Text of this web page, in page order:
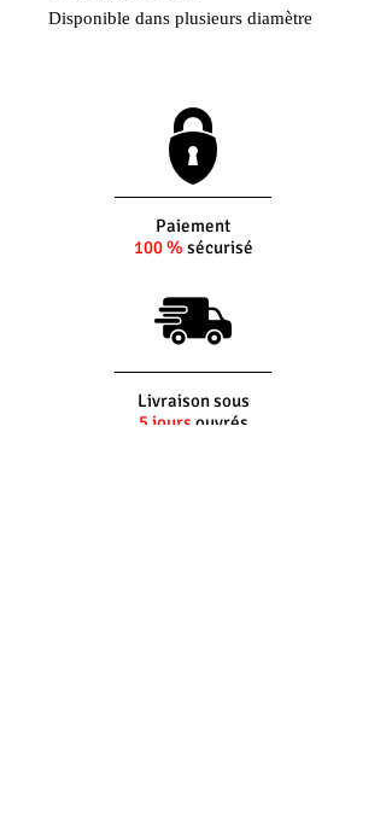
Disponible dans plusieurs diamètre
Paiement
100 % sécurisé
Livraison sous
5 jours ouvrés